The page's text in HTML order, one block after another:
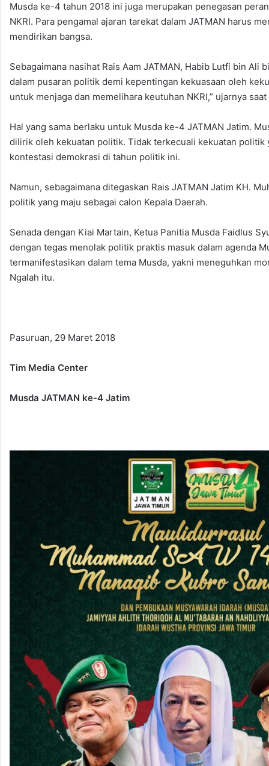
Musda ke-4 tahun 2018 ini juga merupakan penegasan
NKRI. Para pengamal ajaran tarekat dalam JATMAN harus
mendirikan bangsa.
Sebagaimana nasihat Rais Aam JATMAN, Habib Lutfi bin
dalam pusaran politik demi kepentingan kekuasaan oleh
untuk menjaga dan memelihara keutuhan NKRI,” ujarnya
Hal yang sama berlaku untuk Musda ke-4 JATMAN Jatim.
dilirik oleh kekuatan politik. Tidak terkecuali kekuatan
kontestasi demokrasi di tahun politik ini.
Namun, sebagaimana ditegaskan Rais JATMAN Jatim KH.
politik yang maju sebagai calon Kepala Daerah.
Senada dengan Kiai Martain, Ketua Panitia Musda Faidlus
dengan tegas menolak politik praktis masuk dalam agenda
termanifestasikan dalam tema Musda, yakni meneguhkan
Ngalah itu.
Pasuruan, 29 Maret 2018
Tim Media Center
Musda JATMAN ke-4 Jatim